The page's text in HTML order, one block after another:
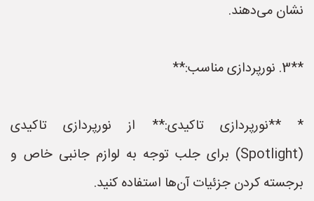
نشان می‌دهند.
**3. نورپردازی مناسب:**
* **نورپردازی تاکیدی:** از نورپردازی تاکیدی
(Spotlight) برای جلب توجه به لوازم جانبی خاص و
برجسته کردن جزئیات آن‌ها استفاده کنید.